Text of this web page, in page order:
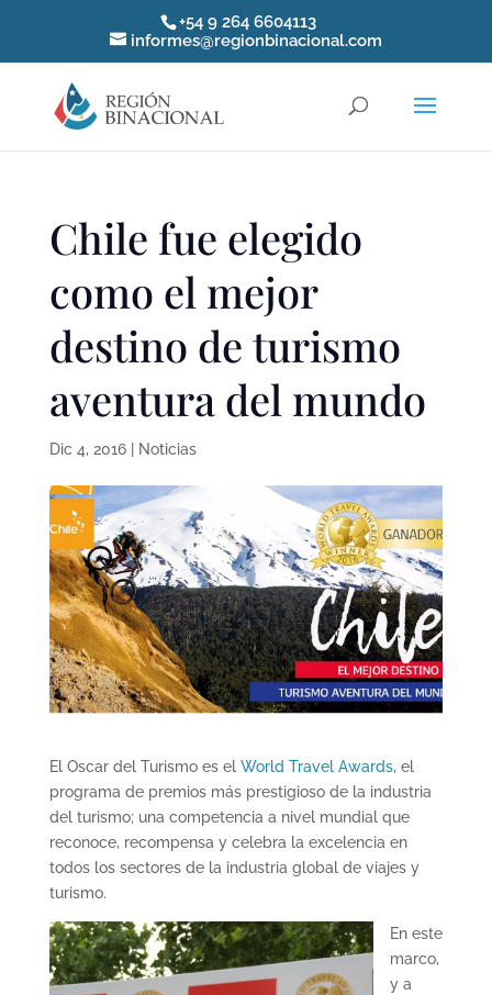
+54 9 264 6604113
informes@regionbinacional.com
Chile fue elegido
como el mejor
destino de turismo
aventura del mundo
Dic 4, 2016| Noticias
El Oscar del Turismo es el World Travel Awards, el
programa de premios más prestigioso de la industria
del turismo; una competencia a nivel mundial que
reconoce, recompensa y celebra la excelencia en
todos los sectores de la industria global de viajes y
turismo.
En este
marco,
y a